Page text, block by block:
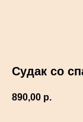
Судак со
890,00 р.